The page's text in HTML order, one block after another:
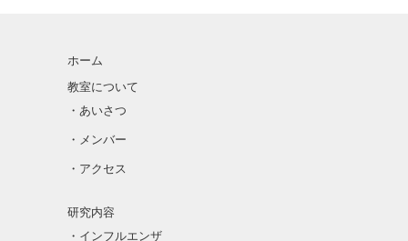
ホーム
教室について
・あいさつ
・メンバー
・アクセス
研究内容
・インフルエンザ